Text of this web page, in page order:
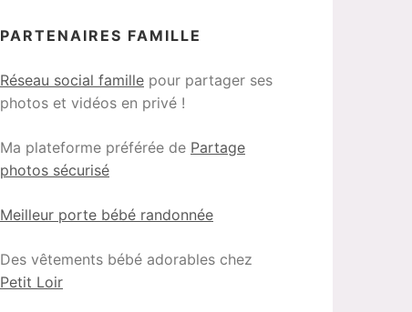
PARTENAIRES FAMILLE
Réseau social famille pour partager ses
photos et vidéos en privé !
Ma plateforme préférée de Partage
photos sécurisé
Meilleur porte bébé randonnée
Des vêtements bébé adorables chez
Petit Loir